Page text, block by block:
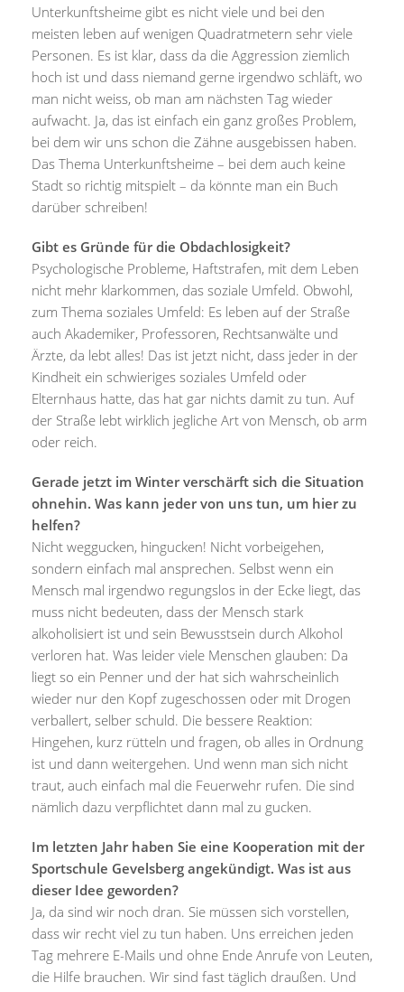
Unterkunftsheime gibt es nicht viele und bei den
meisten leben auf wenigen Quadratmetern sehr viele
Personen. Es ist klar, dass da die Aggression ziemlich
hoch ist und dass niemand gerne irgendwo schläft, wo
man nicht weiss, ob man am nächsten Tag wieder
aufwacht. Ja, das ist einfach ein ganz großes Problem,
bei dem wir uns schon die Zähne ausgebissen haben.
Das Thema Unterkunftsheime – bei dem auch keine
Stadt so richtig mitspielt – da könnte man ein Buch
darüber schreiben!
Gibt es Gründe für die Obdachlosigkeit?
Psychologische Probleme, Haftstrafen, mit dem Leben
nicht mehr klarkommen, das soziale Umfeld. Obwohl,
zum Thema soziales Umfeld: Es leben auf der Straße
auch Akademiker, Professoren, Rechtsanwälte und
Ärzte, da lebt alles! Das ist jetzt nicht, dass jeder in der
Kindheit ein schwieriges soziales Umfeld oder
Elternhaus hatte, das hat gar nichts damit zu tun. Auf
der Straße lebt wirklich jegliche Art von Mensch, ob arm
oder reich.
Gerade jetzt im Winter verschärft sich die Situation
ohnehin. Was kann jeder von uns tun, um hier zu
helfen?
Nicht weggucken, hingucken! Nicht vorbeigehen,
sondern einfach mal ansprechen. Selbst wenn ein
Mensch mal irgendwo regungslos in der Ecke liegt, das
muss nicht bedeuten, dass der Mensch stark
alkoholisiert ist und sein Bewusstsein durch Alkohol
verloren hat. Was leider viele Menschen glauben: Da
liegt so ein Penner und der hat sich wahrscheinlich
wieder nur den Kopf zugeschossen oder mit Drogen
verballert, selber schuld. Die bessere Reaktion:
Hingehen, kurz rütteln und fragen, ob alles in Ordnung
ist und dann weitergehen. Und wenn man sich nicht
traut, auch einfach mal die Feuerwehr rufen. Die sind
nämlich dazu verpflichtet dann mal zu gucken.
Im letzten Jahr haben Sie eine Kooperation mit der
Sportschule Gevelsberg angekündigt. Was ist aus
dieser Idee geworden?
Ja, da sind wir noch dran. Sie müssen sich vorstellen,
dass wir recht viel zu tun haben. Uns erreichen jeden
Tag mehrere E-Mails und ohne Ende Anrufe von Leuten,
die Hilfe brauchen. Wir sind fast täglich draußen. Und